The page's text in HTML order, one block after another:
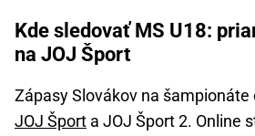
Kde sledovať MS U18:
na JOJ Šport
Zápasy Slovákov na
JOJ Šport a JOJ Šport 2. Online